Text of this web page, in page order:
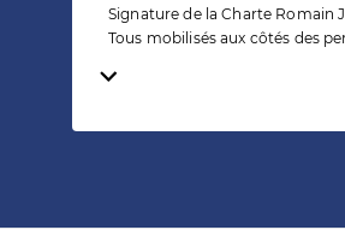
Signature de la Charte Romain
Tous mobilisés aux côtés des
Temps de lecture